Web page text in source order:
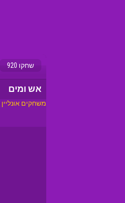
שחקו 920
אש ומים
משחקים אונליין